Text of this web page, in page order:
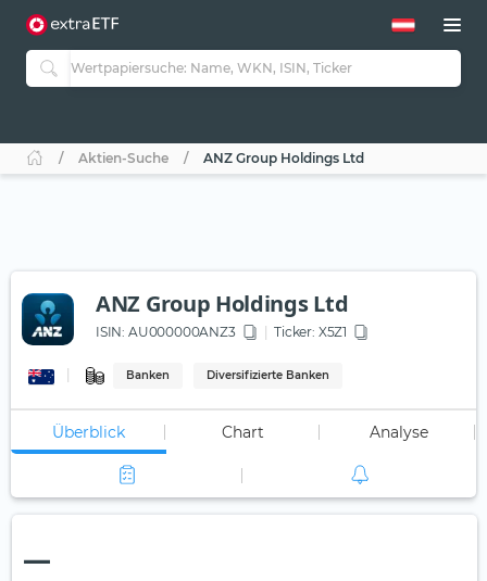
Aktien-Suche ANZ Group Holdings Ltd
ANZ Group Holdings Ltd
ISIN: AU000000ANZ3 Ticker: X5Z1
Banken Diversifizierte Banken
Überblick Chart Analyse
—